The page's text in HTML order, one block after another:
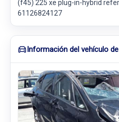
(f45) 225 xe plug-in-hybrid
61126824127
Información del vehículo